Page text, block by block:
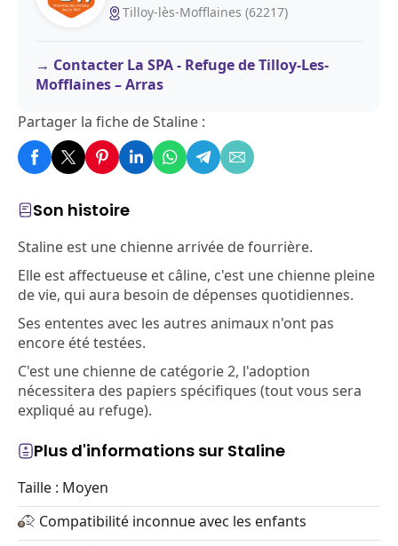
Son histoire
Staline est une chienne arrivée de fourrière.
Elle est affectueuse et câline, c'est une chienne pleine
de vie, qui aura besoin de dépenses quotidiennes.
Ses ententes avec les autres animaux n'ont pas
encore été testées.
C'est une chienne de catégorie 2, l'adoption
nécessitera des papiers spécifiques (tout vous sera
expliqué au refuge).
Plus d'informations sur Staline
Taille : Moyen
Compatibilité inconnue avec les enfants
Tilloy-lès-Mofflaines (62217)
Contacter La SPA - Refuge de Tilloy-Les-
Mofflaines – Arras
Partager la fiche de Staline :